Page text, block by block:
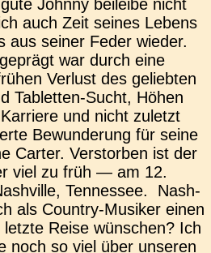
Johnny bei­lei­be nicht
auch Zeit seines Lebens
aus seiner Feder wieder.
war durch eine
Ver­lust des gelieb­ten
Table­t­­ten-Sucht, Höhen
und nicht zuletzt
Bewun­de­rung für seine
Carter. Ver­stor­ben ist der
viel zu früh — am 12.
Ten­nes­see. Nash­
als Coun­­try-Musi­ker einen
Reise wün­schen? Ich
noch so viel über unse­ren